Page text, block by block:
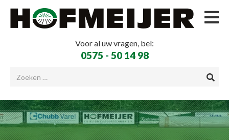
Voor al uw vragen, bel:
0575 - 50 14 98